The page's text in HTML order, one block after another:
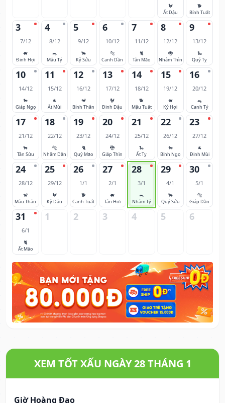
🐓
Ất Dậu
🐕
Bính Tuất
3
7/12
🐖
Đinh Hợi
4
8/12
🐀
Mậu Tý
5
9/12
🐂
Kỷ Sửu
6
10/12
🐅
Canh Dần
7
11/12
🐈
Tân Mão
8
12/12
🐉
Nhâm Thìn
9
13/12
🐍
Quý Tỵ
10
14/12
🐎
Giáp Ngọ
11
15/12
🐐
Ất Mùi
12
16/12
🐒
Bính Thân
13
17/12
🐓
Đinh Dậu
14
18/12
🐕
Mậu Tuất
15
19/12
🐖
Kỷ Hợi
16
20/12
🐀
Canh Tý
17
21/12
🐂
Tân Sửu
18
22/12
🐅
Nhâm Dần
19
23/12
🐈
Quý Mão
20
24/12
🐉
Giáp Thìn
21
25/12
🐍
Ất Tỵ
22
26/12
🐎
Bính Ngọ
23
27/12
🐐
Đinh Mùi
24
28/12
🐒
Mậu Thân
25
29/12
🐓
Kỷ Dậu
26
1/1
🐕
Canh Tuất
27
2/1
🐖
Tân Hợi
28
3/1
🐀
Nhâm Tý
29
4/1
🐂
Quý Sửu
30
5/1
🐅
Giáp Dần
31
6/1
🐈
Ất Mão
1 2 3 4 5 6
XEM TỐT XẤU NGÀY 28 THÁNG 1
Giờ Hoàng Đạo